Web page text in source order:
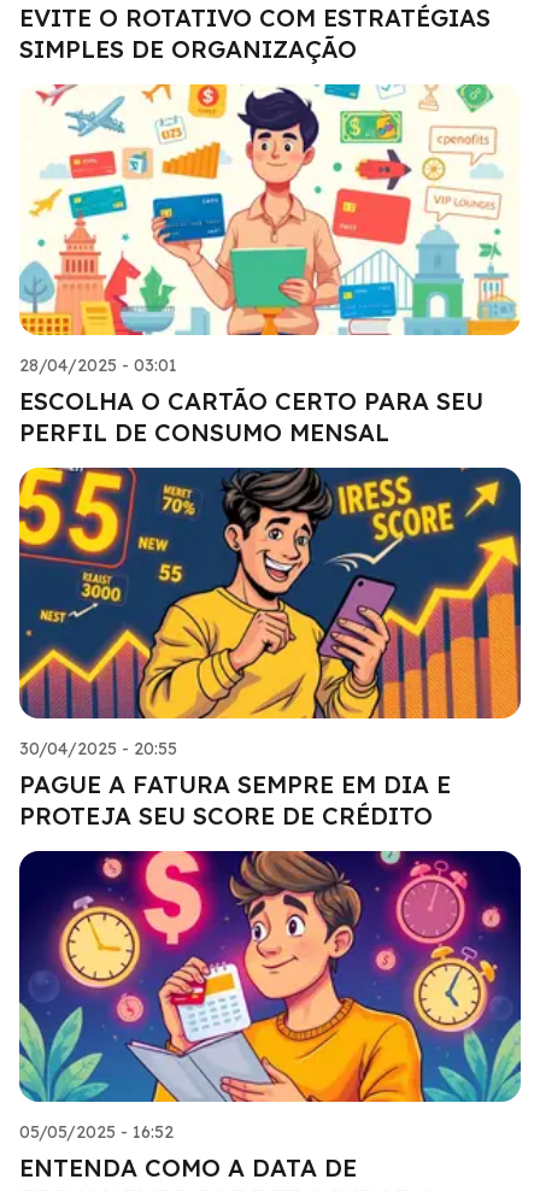
EVITE O ROTATIVO COM ESTRATÉGIAS
SIMPLES DE ORGANIZAÇÃO
28/04/2025 - 03:01
ESCOLHA O CARTÃO CERTO PARA SEU
PERFIL DE CONSUMO MENSAL
30/04/2025 - 20:55
PAGUE A FATURA SEMPRE EM DIA E
PROTEJA SEU SCORE DE CRÉDITO
05/05/2025 - 16:52
ENTENDA COMO A DATA DE